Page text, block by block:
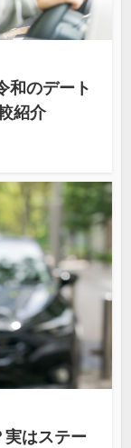
和のデート
紹介
実はステー